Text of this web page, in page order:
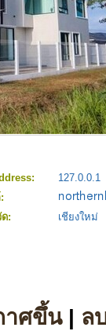
127.0.0.1
:
เชียงใหม่
าศขึ้น| ล